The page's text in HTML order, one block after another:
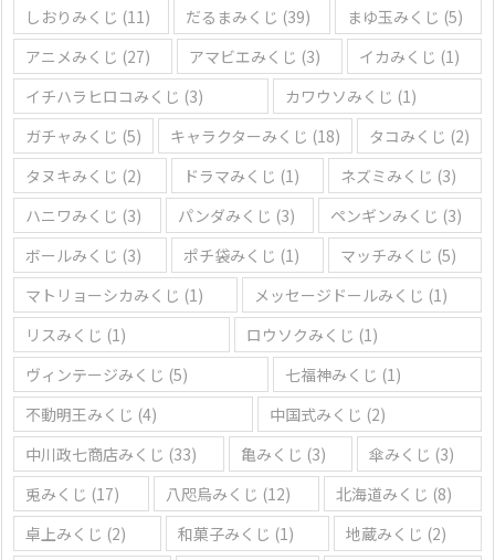
しおりみくじ (11) だるまみくじ (39) まゆ玉みくじ (5)
アニメみくじ (27) アマビエみくじ (3) イカみくじ (1)
イチハラヒロコみくじ (3) カワウソみくじ (1)
ガチャみくじ (5) キャラクターみくじ (18) タコみくじ (2)
タヌキみくじ (2) ドラマみくじ (1) ネズミみくじ (3)
ハニワみくじ (3) パンダみくじ (3) ペンギンみくじ (3)
ボールみくじ (3) ポチ袋みくじ (1) マッチみくじ (5)
マトリョーシカみくじ (1) メッセージドールみくじ (1)
リスみくじ (1) ロウソクみくじ (1)
ヴィンテージみくじ (5) 七福神みくじ (1)
不動明王みくじ (4) 中国式みくじ (2)
中川政七商店みくじ (33) 亀みくじ (3) 傘みくじ (3)
兎みくじ (17) 八咫烏みくじ (12) 北海道みくじ (8)
卓上みくじ (2) 和菓子みくじ (1) 地蔵みくじ (2)